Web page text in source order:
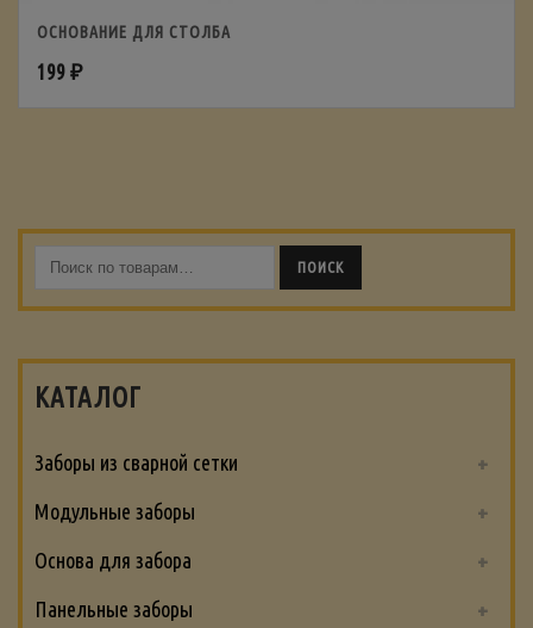
ОСНОВАНИЕ ДЛЯ СТОЛБА
199 ₽
ПОИСК
КАТАЛОГ
Заборы из сварной сетки
Модульные заборы
Основа для забора
Панельные заборы